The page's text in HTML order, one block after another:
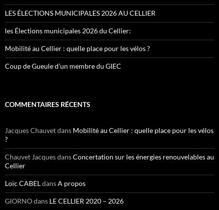
LES ÉLECTIONS MUNICIPALES 2026 AU CELLIER
les Élections municipales 2026 du Cellier:
Mobilité au Cellier : quelle place pour les vélos ?
Coup de Gueule d’un membre du GIEC
COMMENTAIRES RÉCENTS
Jacques Chauvetdans Mobilité au Cellier : quelle place pour les vélos
?
Chauvet JacquesdansConcertation sur les énergies renouvelables au
Cellier
Loïc CABELdansA propos
GIORNOdans LE CELLIER 2020 – 2026